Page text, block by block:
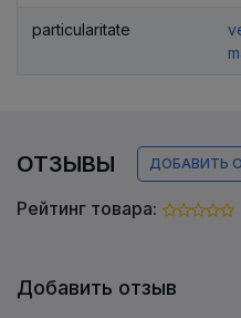
particularitate
ОТЗЫВЫ ДОБАВИТЬ
Рейтинг товара:
Добавить отзыв